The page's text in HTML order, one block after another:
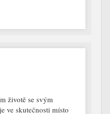
životě se svým
ve skutečnosti místo